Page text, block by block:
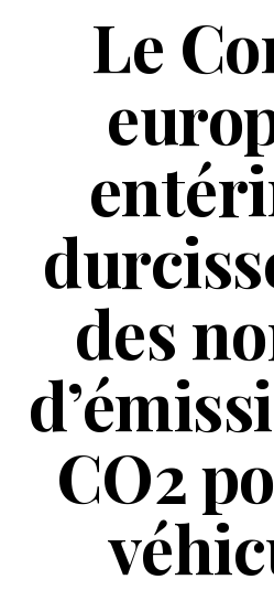
Le
des
CO2